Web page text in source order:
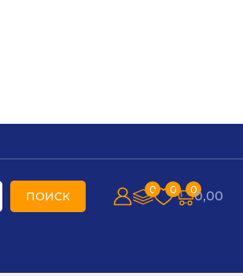
ПОИСК 0 0 00,00